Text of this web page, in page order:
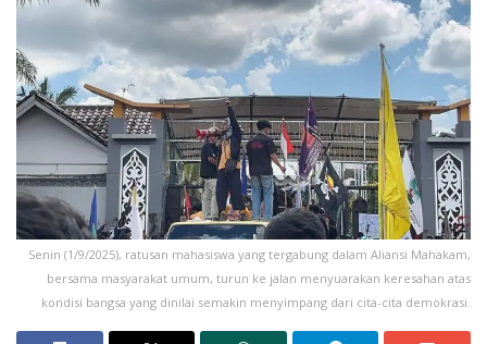
Senin (1/9/2025), ratusan mahasiswa yang tergabung dalam Aliansi Mahakam,
bersama masyarakat umum, turun ke jalan menyuarakan keresahan atas
kondisi bangsa yang dinilai semakin menyimpang dari cita-cita demokrasi.